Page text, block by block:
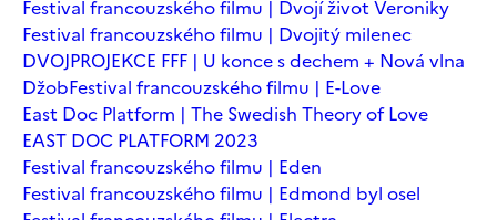
Festival francouzského filmu | Dvojí život Veroniky
Festival francouzského filmu | Dvojitý milenec
DVOJPROJEKCE FFF | U konce s dechem + Nová vlna
DžobFestival francouzského filmu | E-Love
East Doc Platform | The Swedish Theory of Love
EAST DOC PLATFORM 2023
Festival francouzského filmu | Eden
Festival francouzského filmu | Edmond byl osel